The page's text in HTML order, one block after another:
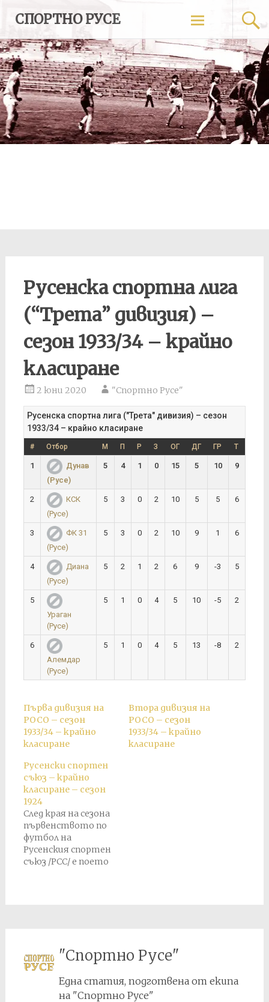
content
СПОРТНО РУСЕ
Русенска спортна лига
(“Трета” дивизия) –
сезон 1933/34 – крайно
класиране
2 юни 2020 "Спортно Русе"
Русенска спортна лига ("Трета" дивизия) – сезон
1933/34 – крайно класиране
# Отбор М П Р З ОГ ДГ ГР Т
1
Дунав
(Русе)
5 4 1 0 15 5 10 9
2
КСК
(Русе)
5 3 0 2 10 5 5 6
3
ФК 31
(Русе)
5 3 0 2 10 9 1 6
4
Диана
(Русе)
5 2 1 2 6 9 -3 5
5
Ураган
(Русе)
5 1 0 4 5 10 -5 2
6
Алемдар
(Русе)
5 1 0 4 5 13 -8 2
Първа дивизия на
РОСО – сезон
1933/34 – крайно
класиране
Втора дивизия на
РОСО – сезон
1933/34 – крайно
класиране
Русенски спортен
съюз – крайно
класиране – сезон
1924
След края на сезона
първенството по
футбол на
Русенския спортен
съюз /РСС/ е поето
национална
спортна федерация /
"Спортно Русе"
Една статия, подготвена от екипа
на "Спортно Русе"